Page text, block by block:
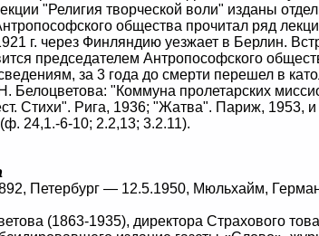
"Религия творческой воли" изданы
общества прочитал ряд
г. через Финляндию уезжает в Берлин.
председателем Антропософского
за 3 года до смерти перешел в
"Коммуна пролетарских
Стихи". Рига, 1936; "Жатва". Париж, 1953,
24,1.-6-10; 2.2,13; 3.2.11).
Петербург — 12.5.1950, Мюльхайм,
(1863-1935), директора Страхового